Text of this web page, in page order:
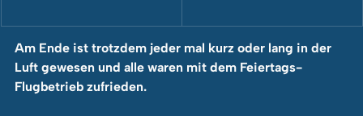
Am Ende ist trotzdem jeder mal kurz oder lang in der
Luft gewesen und alle waren mit dem Feiertags-
Flugbetrieb zufrieden.